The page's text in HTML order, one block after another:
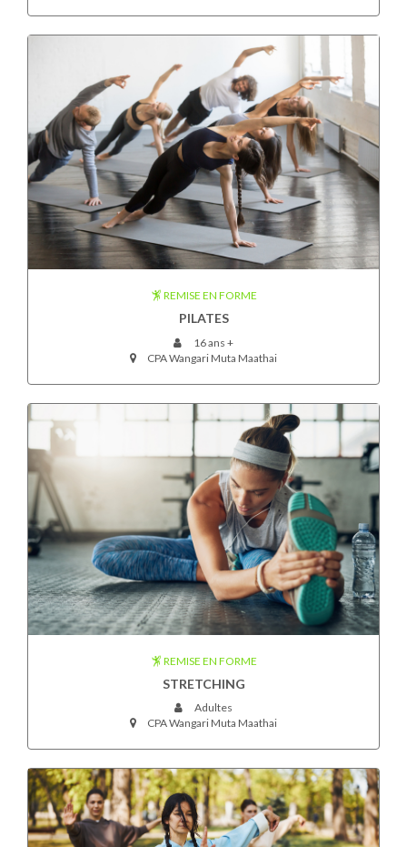
REMISE EN FORME
PILATES
16 ans +
CPA Wangari Muta Maathai
REMISE EN FORME
STRETCHING
Adultes
CPA Wangari Muta Maathai